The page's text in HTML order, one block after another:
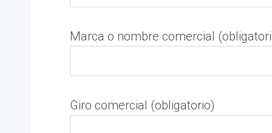
Marca o nombre comercial
Giro comercial (obligatorio)